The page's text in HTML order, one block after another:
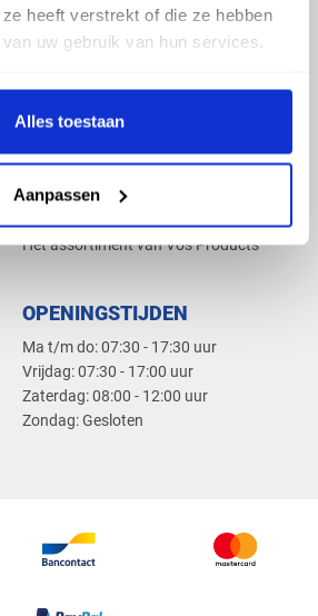
heeft verstrekt of die ze hebben
uw gebruik van hun services.
Alles toestaan
Aanpassen
Klantenservice
Kennisbank
PRODUCTCATALOGUS 2026
Het assortiment van Vos Products
OPENINGSTIJDEN
Ma t/m do: 07:30 - 17:30 uur
​Vrijdag: 07:30 - 17:00 uur
​Zaterdag: 08:00 - 12:00 uur
​Zondag: Gesloten